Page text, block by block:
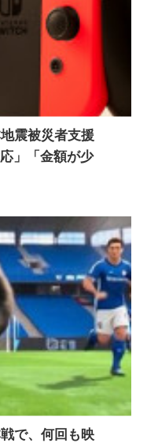
震被災者支援
」「金額が少
で、何回も映